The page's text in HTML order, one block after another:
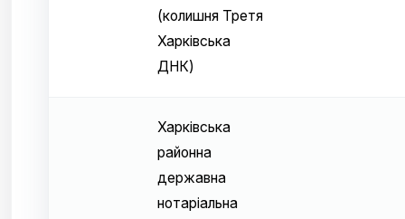
(колишня Третя
Харківська
ДНК)
Харківська
районна
державна
нотаріальна